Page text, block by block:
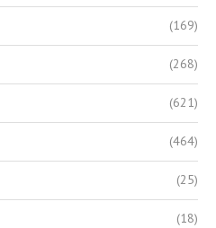
(169)
(268)
(621)
(464)
(25)
(18)